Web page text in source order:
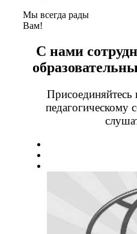
Мы всегда рады
Вам!
С нами
педагогическому